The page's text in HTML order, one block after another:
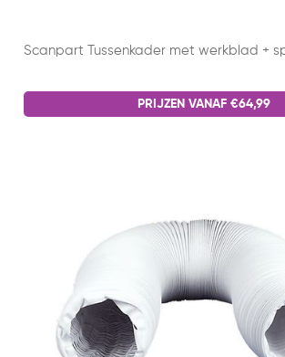
Scanpart Tussenkader met werkblad +
PRIJZEN VANAF €64,99